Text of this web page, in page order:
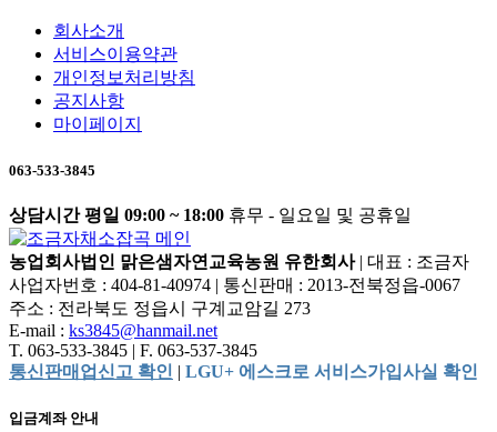
회사소개
서비스이용약관
개인정보처리방침
공지사항
마이페이지
063-533-3845
상담시간 평일 09:00 ~ 18:00 휴무 - 일요일 및 공휴일
농업회사법인 맑은샘자연교육농원 유한회사 | 대표 : 조금자
사업자번호 : 404-81-40974 | 통신판매 : 2013-전북정읍-0067
주소 : 전라북도 정읍시 구계교암길 273
E-mail : ks3845@hanmail.net
T. 063-533-3845 | F. 063-537-3845
통신판매업신고 확인 | LGU+ 에스크로 서비스가입사실 확인
입금계좌 안내